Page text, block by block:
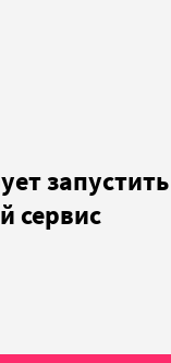
запустить
сервис